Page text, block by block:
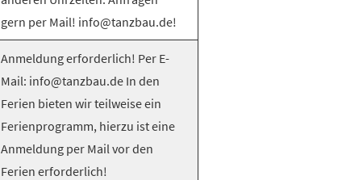
gern per Mail! info@tanzbau.de!
Anmeldung erforderlich! Per E-
Mail: info@tanzbau.de In den
Ferien bieten wir teilweise ein
Ferienprogramm, hierzu ist eine
Anmeldung per Mail vor den
Ferien erforderlich!